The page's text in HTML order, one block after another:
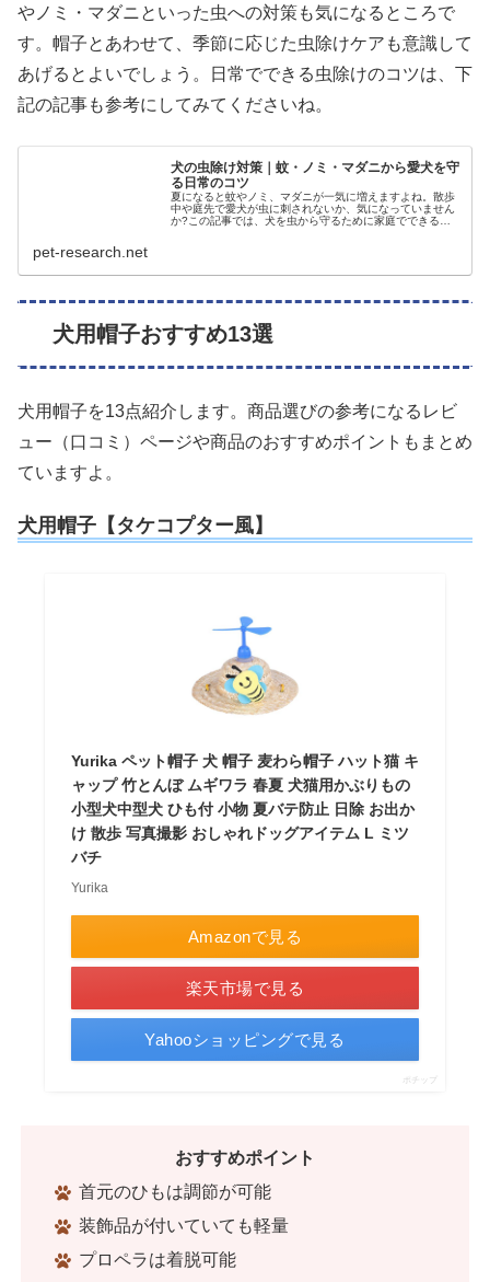
やノミ・マダニといった虫への対策も気になるところで
す。帽子とあわせて、季節に応じた虫除けケアも意識して
あげるとよいでしょう。日常でできる虫除けのコツは、下
記の記事も参考にしてみてくださいね。
犬の虫除け対策｜蚊・ノミ・マダニから愛犬を守
る日常のコツ
夏になると蚊やノミ、マダニが一気に増えますよね。散歩
中や庭先で愛犬が虫に刺されないか、気になっていません
か?この記事では、犬を虫から守るために家庭でできる日
pet-research.net
犬用帽子おすすめ13選
犬用帽子を13点紹介します。商品選びの参考になるレビ
ュー（口コミ）ページや商品のおすすめポイントもまとめ
ていますよ。
犬用帽子【タケコプター風】
Yurika ペット帽子 犬 帽子 麦わら帽子 ハット猫 キ
ャップ 竹とんぼ ムギワラ 春夏 犬猫用かぶりもの
小型犬中型犬 ひも付 小物 夏バテ防止 日除 お出か
け 散歩 写真撮影 おしゃれドッグアイテム L ミツ
バチ
Yurika
Amazonで見る
楽天市場で見る
Yahooショッピングで見る
ポチップ
おすすめポイント
首元のひもは調節が可能
装飾品が付いていても軽量
プロペラは着脱可能